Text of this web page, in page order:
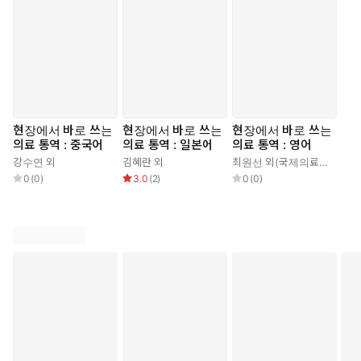
현장에서 바로 쓰는
의료 통역 : 중국어
강수연 외
0 (0)
현장에서 바로 쓰는
의료 통역 : 일본어
김혜란 외
3.0 (2)
현장에서 바로 쓰는
의료 통역 : 영어
최원선 외(국제의료관광코디네이터협회)
0 (0)